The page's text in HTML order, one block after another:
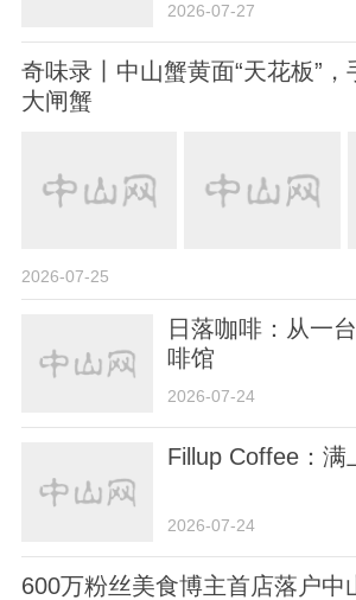
2026-07-27
奇味录丨中山蟹黄面“天花板”，
大闸蟹
2026-07-25
日落咖啡：从一
啡馆
2026-07-24
Fillup Coffee：满
2026-07-24
600万粉丝美食博主首店落户中